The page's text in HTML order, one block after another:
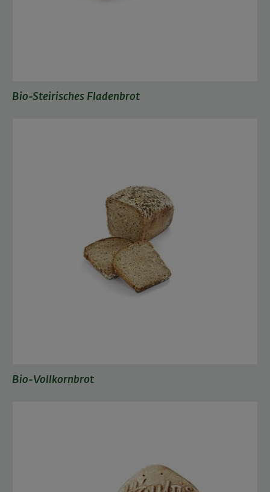
Bio-Steirisches Fladenbrot
Bio-Vollkornbrot